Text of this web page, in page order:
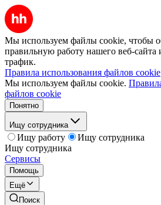
Мы используем файлы cookie, чтобы
правильную работу нашего веб-сайта
трафик.
Правила использования файлов cookie
Мы используем файлы cookie.
файлов cookie
Понятно
Ищу сотрудника
Ищу работу
Ищу сотрудника
Ищу сотрудника
Сервисы
Помощь
Ещё
Поиск